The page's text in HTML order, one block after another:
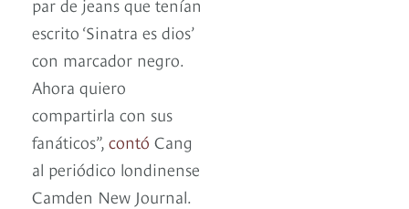
escrito ‘Sinatra es dios’
con marcador negro.
Ahora quiero
compartirla con sus
fanáticos”, contó Cang
al periódico londinense
Camden New Journal.